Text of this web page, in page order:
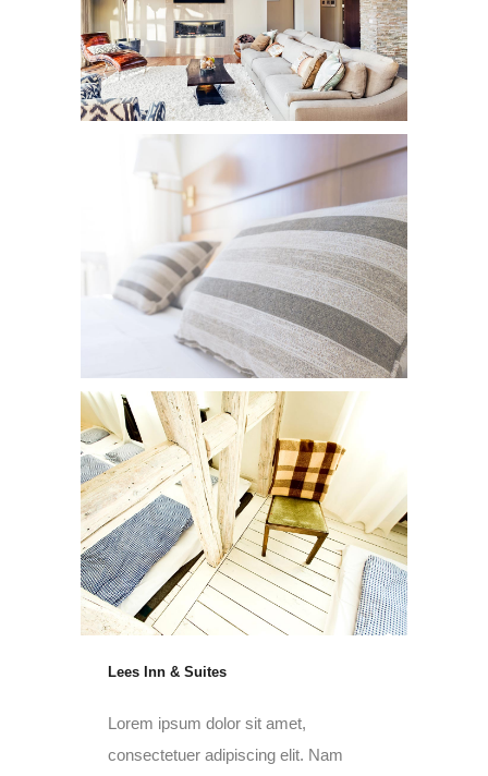
Lees Inn & Suites
Lorem ipsum dolor sit amet,
consectetuer adipiscing elit. Nam